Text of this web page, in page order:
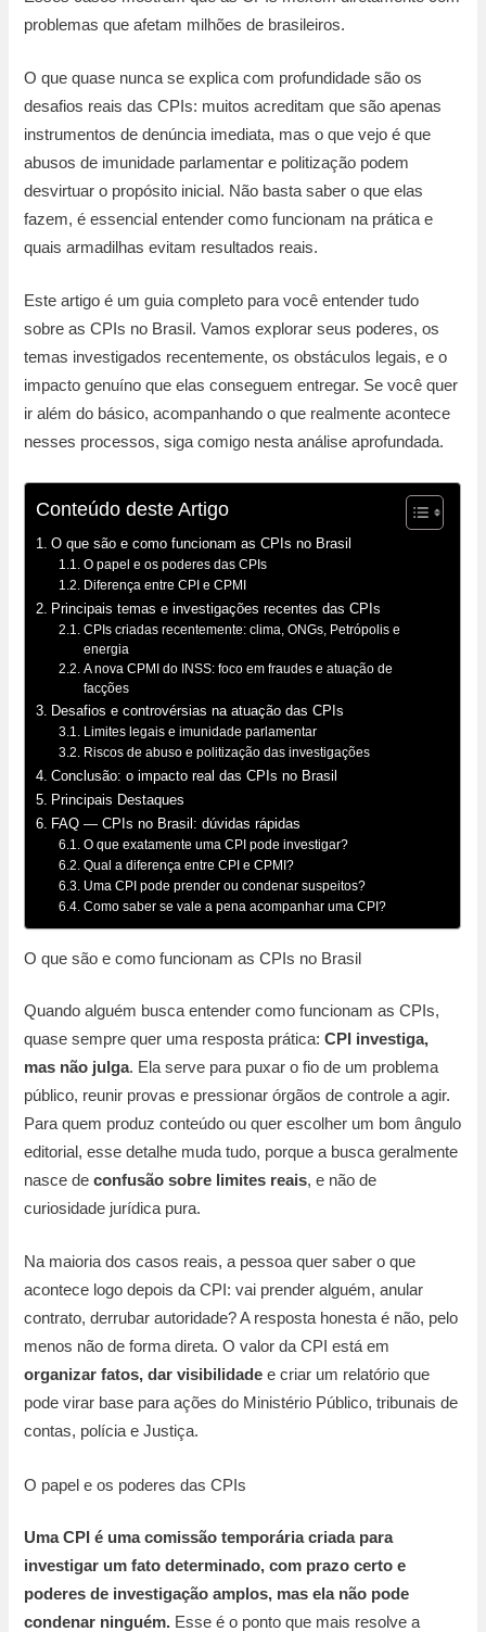
problemas que afetam milhões de brasileiros.
O que quase nunca se explica com profundidade são os
desafios reais das CPIs: muitos acreditam que são apenas
instrumentos de denúncia imediata, mas o que vejo é que
abusos de imunidade parlamentar e politização podem
desvirtuar o propósito inicial. Não basta saber o que elas
fazem, é essencial entender como funcionam na prática e
quais armadilhas evitam resultados reais.
Este artigo é um guia completo para você entender tudo
sobre as CPIs no Brasil. Vamos explorar seus poderes, os
temas investigados recentemente, os obstáculos legais, e o
impacto genuíno que elas conseguem entregar. Se você quer
ir além do básico, acompanhando o que realmente acontece
nesses processos, siga comigo nesta análise aprofundada.
Conteúdo deste Artigo
O que são e como funcionam as CPIs no Brasil
O papel e os poderes das CPIs
Diferença entre CPI e CPMI
Principais temas e investigações recentes das CPIs
CPIs criadas recentemente: clima, ONGs, Petrópolis e
energia
A nova CPMI do INSS: foco em fraudes e atuação de
facções
Desafios e controvérsias na atuação das CPIs
Limites legais e imunidade parlamentar
Riscos de abuso e politização das investigações
Conclusão: o impacto real das CPIs no Brasil
Principais Destaques
FAQ — CPIs no Brasil: dúvidas rápidas
O que exatamente uma CPI pode investigar?
Qual a diferença entre CPI e CPMI?
Uma CPI pode prender ou condenar suspeitos?
Como saber se vale a pena acompanhar uma CPI?
O que são e como funcionam as CPIs no Brasil
Quando alguém busca entender como funcionam as CPIs,
quase sempre quer uma resposta prática:CPI investiga,
mas não julga. Ela serve para puxar o fio de um problema
público, reunir provas e pressionar órgãos de controle a agir.
Para quem produz conteúdo ou quer escolher um bom ângulo
editorial, esse detalhe muda tudo, porque a busca geralmente
nasce deconfusão sobre limites reais, e não de
curiosidade jurídica pura.
Na maioria dos casos reais, a pessoa quer saber o que
acontece logo depois da CPI: vai prender alguém, anular
contrato, derrubar autoridade? A resposta honesta é não, pelo
menos não de forma direta. O valor da CPI está em
organizar fatos, dar visibilidade e criar um relatório que
pode virar base para ações do Ministério Público, tribunais de
contas, polícia e Justiça.
O papel e os poderes das CPIs
Uma CPI é uma comissão temporária criada para
investigar um fato determinado, com prazo certo e
poderes de investigação amplos, mas ela não pode
condenar ninguém. Esse é o ponto que mais resolve a